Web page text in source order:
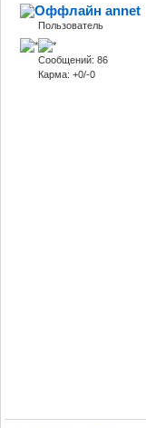
annet
Пользователь
Сообщений: 86
Карма: +0/-0